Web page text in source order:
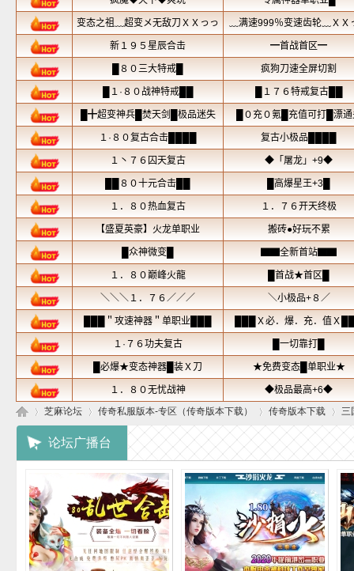
芝麻论坛 传奇私服版本-专区（传奇版本下载）
›
传奇版本下载 三
论坛广播台